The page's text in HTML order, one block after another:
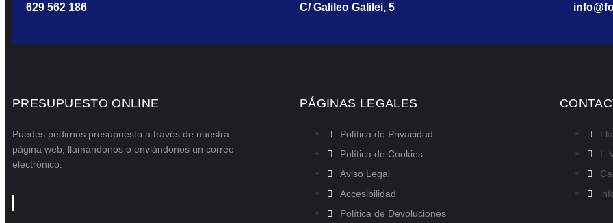
629 562 186 C/ Galileo Galilei, 5
PRESUPUESTO ONLINE
Puedes pedirnos presupuesto a través de nuestra
página web, llamándonos o enviándonos un correo
electrónico.
PÁGINAS LEGALES
Política de Privacidad
Política de Cookies
Aviso Legal
Accesibilidad
Política de Devoluciones
L-